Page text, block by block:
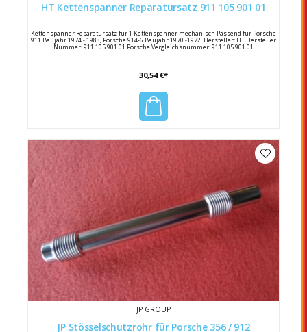
HT Kettenspanner Reparatursatz 911 105 901 01
Kettenspanner Reparatursatz für 1 Kettenspanner mechanisch Passend für Porsche
911 Baujahr 1974 - 1983, Porsche 914-6 Baujahr 1970 -1972. Hersteller: HT Hersteller
Nummer: 911 105 901 01 Porsche Vergleichsnummer: 911 105 901 01
30,54 €*
JP GROUP
JP Stösselschutzrohr für Porsche 356 / 912